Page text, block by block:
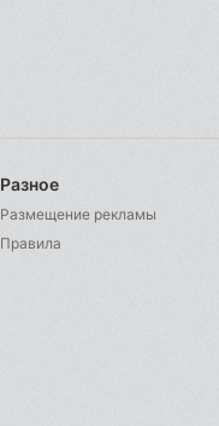
Разное
Размещение рекламы
Правила